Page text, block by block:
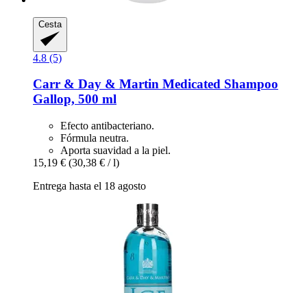
Cesta
4.8 (5)
Carr & Day & Martin Medicated Shampoo
Gallop, 500 ml
Efecto antibacteriano.
Fórmula neutra.
Aporta suavidad a la piel.
15,19 € (30,38 € / l)
Entrega hasta el 18 agosto